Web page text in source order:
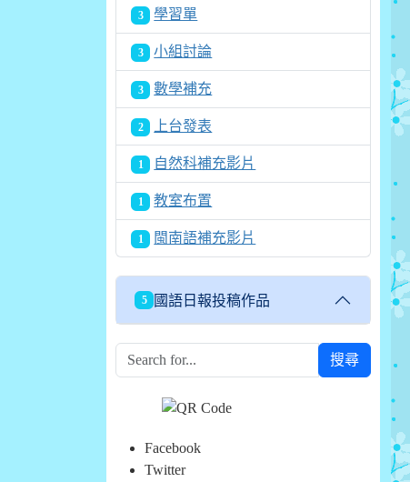
3 學習單
3 小組討論
3 數學補充
2 上台發表
1 自然科補充影片
1 教室布置
1 閩南語補充影片
5 國語日報投稿作品
搜尋
Facebook
Twitter